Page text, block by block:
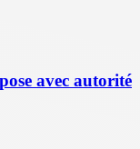
avec autorité